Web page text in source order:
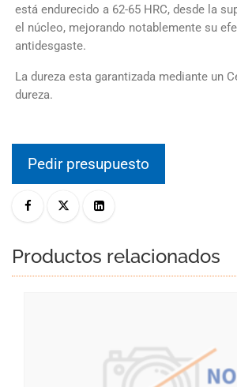
está endurecido a 62-65 HRC, desde la
el núcleo, mejorando notablemente su
antidesgaste.
La dureza esta garantizada mediante un
dureza.
Pedir presupuesto
Productos relacionados